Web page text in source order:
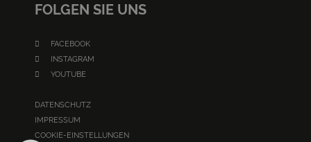
FOLGEN SIE UNS
FACEBOOK
INSTAGRAM
YOUTUBE
DATENSCHUTZ
IMPRESSUM
COOKIE-EINSTELLUNGEN